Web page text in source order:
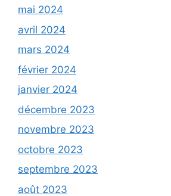
mai 2024
avril 2024
mars 2024
février 2024
janvier 2024
décembre 2023
novembre 2023
octobre 2023
septembre 2023
août 2023